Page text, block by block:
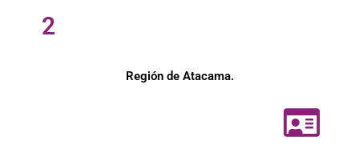
2
Región de Atacama.